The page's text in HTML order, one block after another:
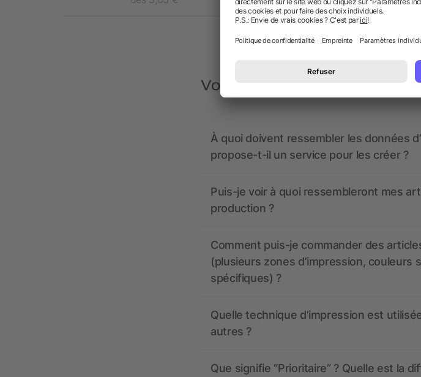
Vous avez des questions ?
À quoi doivent ressembler les données
propose-t-il un service pour les créer ?
Puis-je voir à quoi ressembleront mes
production ?
Comment puis-je commander des
(plusieurs zones d’impression, couleurs
spécifiques) ?
Quelle technique d’impression est
autres ?
Que signifie “Prioritaire” ? Quelle est la